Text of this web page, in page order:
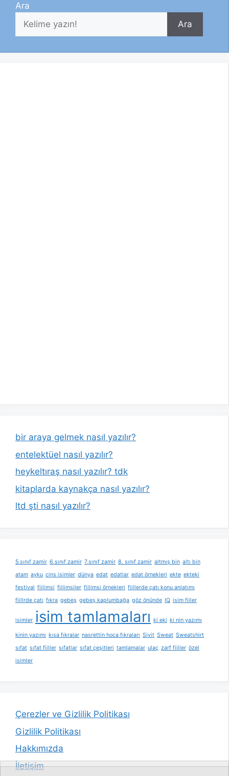
Ara
Ara
bir araya gelmek nasıl yazılır?
entelektüel nasıl yazılır?
heykeltıraş nasıl yazılır? tdk
kitaplarda kaynakça nasıl yazılır?
ltd şti nasıl yazılır?
5.sınıf zamir 6.sınıf zamir 7.sınıf zamir 8. sınıf zamir altmış bin altı bin
atam ayku cins isimler dünya edat edatlar edat örnekleri ekte ekteki
festival fiilimsi fiilimsiler fiilimsi örnekleri fiillerde çatı konu anlatımı
fiillrde çatı fıkra gebeş gebeş kaplumbağa göz önünde IQ isim fiiler
isimler isim tamlamaları ki eki ki nin yazımı
kinin yazımı kısa fıkralar nasrettin hoca fıkraları Sivit Sweat Sweatshirt
sıfat sıfat fiiller sıfatlar sıfat çeşitleri tamlamalar ulaç zarf fiiller özel
isimler
Çerezler ve Gizlilik Politikası
Gizlilik Politikası
Hakkımızda
İletişim